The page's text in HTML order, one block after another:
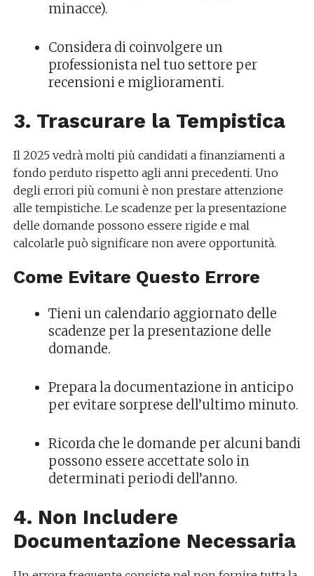
minacce).
Considera di coinvolgere un
professionista nel tuo settore per
recensioni e miglioramenti.
3. Trascurare la Tempistica
Il 2025 vedrà molti più candidati a finanziamenti a
fondo perduto rispetto agli anni precedenti. Uno
degli errori più comuni è non prestare attenzione
alle tempistiche. Le scadenze per la presentazione
delle domande possono essere rigide e mal
calcolarle può significare non avere opportunità.
Come Evitare Questo Errore
Tieni un calendario aggiornato delle
scadenze per la presentazione delle
domande.
Prepara la documentazione in anticipo
per evitare sorprese dell’ultimo minuto.
Ricorda che le domande per alcuni bandi
possono essere accettate solo in
determinati periodi dell’anno.
4. Non Includere
Documentazione Necessaria